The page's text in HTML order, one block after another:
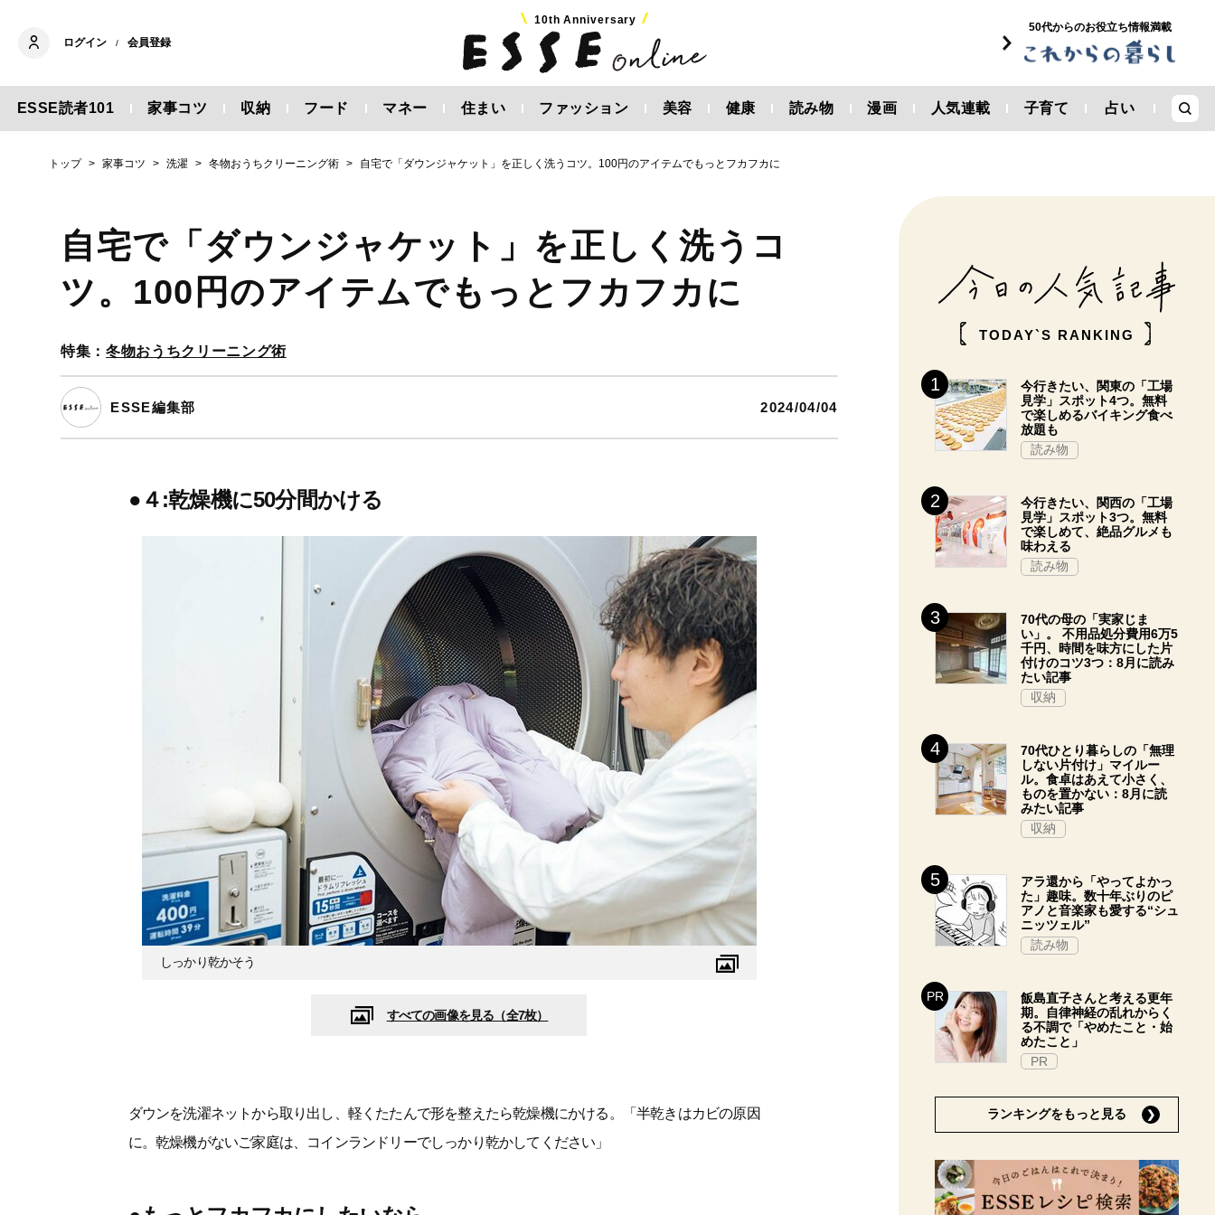
ログイン / 会員登録
10th Anniversary
50代からのお役立ち情報満載
ESSE読者101 家事コツ 収納 フード マネー 住まい ファッション 美容 健康 読み物 漫画 人気連載 子育て 占い
トップ 家事コツ 洗濯 冬物おうちクリーニング術 自宅で「ダウンジャケット」を正しく洗うコツ。100円のアイテムでもっとフカフカに
自宅で「ダウンジャケット」を正しく洗うコ
ツ。100円のアイテムでもっとフカフカに
特集：冬物おうちクリーニング術
ESSE編集部 2024/04/04
●４:乾燥機に50分間かける
しっかり乾かそう
すべての画像を見る（全7枚）
ダウンを洗濯ネットから取り出し、軽くたたんで形を整えたら乾燥機にかける。「半乾きはカビの原因
に。乾燥機がないご家庭は、コインランドリーでしっかり乾かしてください」
TODAY`S RANKING
今行きたい、関東の「工場
見学」スポット4つ。無料
で楽しめるバイキング食べ
放題も
読み物
今行きたい、関西の「工場
見学」スポット3つ。無料
で楽しめて、絶品グルメも
味わえる
読み物
70代の母の「実家じま
い」。 不用品処分費用6万5
千円、時間を味方にした片
付けのコツ3つ：8月に読み
たい記事
収納
70代ひとり暮らしの「無理
しない片付け」マイルー
ル。食卓はあえて小さく、
ものを置かない：8月に読
みたい記事
収納
アラ還から「やってよかっ
た」趣味。数十年ぶりのピ
アノと音楽家も愛する“シュ
ニッツェル”
読み物
飯島直子さんと考える更年
期。自律神経の乱れからく
る不調で「やめたこと・始
めたこと」
PR
ランキングをもっと見る